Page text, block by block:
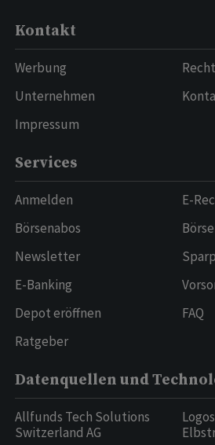
Kontakt
Werbung
Unternehmen
Impressum
Services
Anmelden
Börsenabos
Newsletter
E-Banking
Depot eröffnen
Ratgeber
E-
FAQ
Datenquellen und
Allfunds Tech Solutions
Switzerland AG